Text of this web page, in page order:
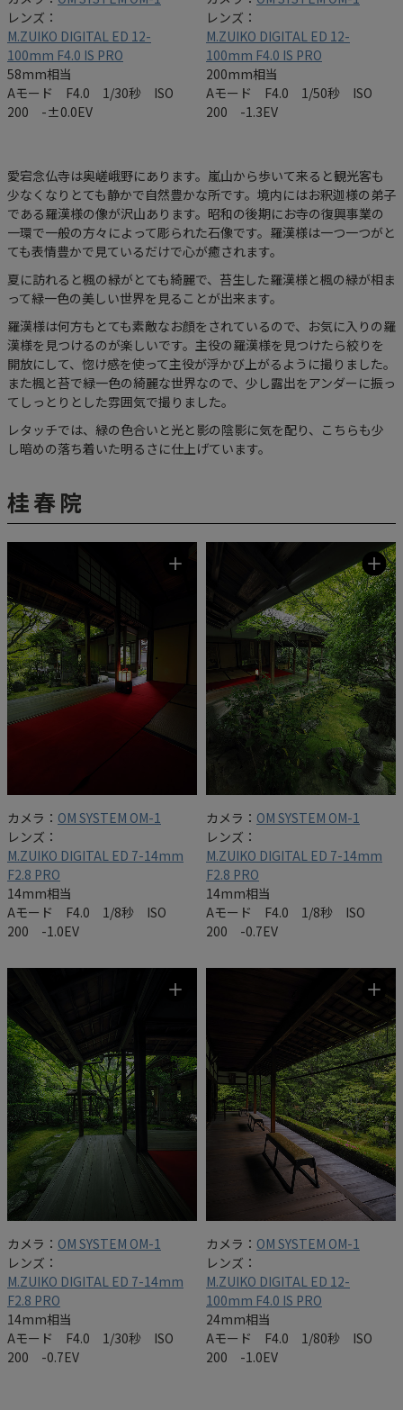
レンズ：
M.ZUIKO DIGITAL ED 12-
100mm F4.0 IS PRO
58mm相当
Aモード F4.0 1/30秒 ISO
200 -±0.0EV
レンズ：
M.ZUIKO DIGITAL ED 12-
100mm F4.0 IS PRO
200mm相当
Aモード F4.0 1/50秒 ISO
200 -1.3EV
愛宕念仏寺は奥嵯峨野にあります。嵐山から歩いて来ると観光客も
少なくなりとても静かで自然豊かな所です。境内にはお釈迦様の弟子
である羅漢様の像が沢山あります。昭和の後期にお寺の復興事業の
一環で一般の方々によって彫られた石像です。羅漢様は一つ一つがと
ても表情豊かで見ているだけで心が癒されます。
夏に訪れると楓の緑がとても綺麗で、苔生した羅漢様と楓の緑が相ま
って緑一色の美しい世界を見ることが出来ます。
羅漢様は何方もとても素敵なお顔をされているので、お気に入りの羅
漢様を見つけるのが楽しいです。主役の羅漢様を見つけたら絞りを
開放にして、惚け感を使って主役が浮かび上がるように撮りました。
また楓と苔で緑一色の綺麗な世界なので、少し露出をアンダーに振っ
てしっとりとした雰囲気で撮りました。
レタッチでは、緑の色合いと光と影の陰影に気を配り、こちらも少
し暗めの落ち着いた明るさに仕上げています。
桂春院
カメラ： OM SYSTEM OM-1
レンズ：
M.ZUIKO DIGITAL ED 7-14mm
F2.8 PRO
14mm相当
Aモード F4.0 1/8秒 ISO
200 -1.0EV
カメラ： OM SYSTEM OM-1
レンズ：
M.ZUIKO DIGITAL ED 7-14mm
F2.8 PRO
14mm相当
Aモード F4.0 1/8秒 ISO
200 -0.7EV
カメラ： OM SYSTEM OM-1
レンズ：
M.ZUIKO DIGITAL ED 7-14mm
F2.8 PRO
14mm相当
Aモード F4.0 1/30秒 ISO
200 -0.7EV
カメラ： OM SYSTEM OM-1
レンズ：
M.ZUIKO DIGITAL ED 12-
100mm F4.0 IS PRO
24mm相当
Aモード F4.0 1/80秒 ISO
200 -1.0EV